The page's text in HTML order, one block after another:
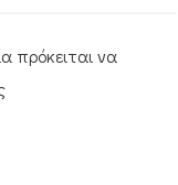
πρόκειται να